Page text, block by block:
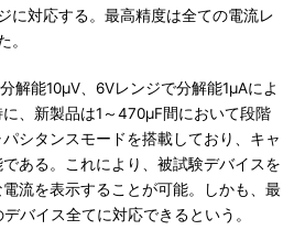
に対応する。最高精度は全ての電流レ
。
解能10μV、6Vレンジで分解能1μAによ
、新製品は1～470μF間において段階
シタンスモードを搭載しており、キャ
ある。これにより、被試験デバイスを
流を表示することが可能。しかも、最
バイス全てに対応できるという。